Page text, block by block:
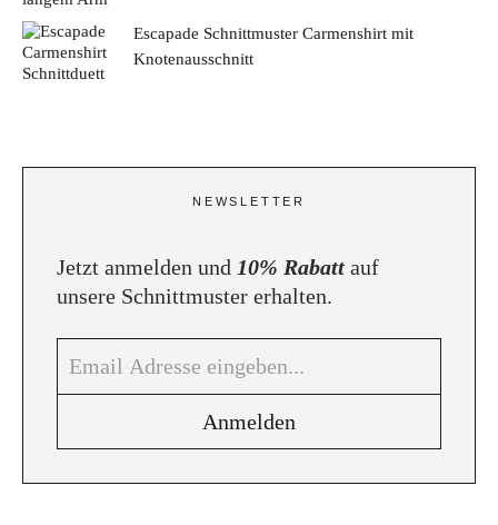
Escapade Schnittmuster Carmenshirt mit
Knotenausschnitt
NEWSLETTER
Jetzt anmelden und 10% Rabatt auf
unsere Schnittmuster erhalten.